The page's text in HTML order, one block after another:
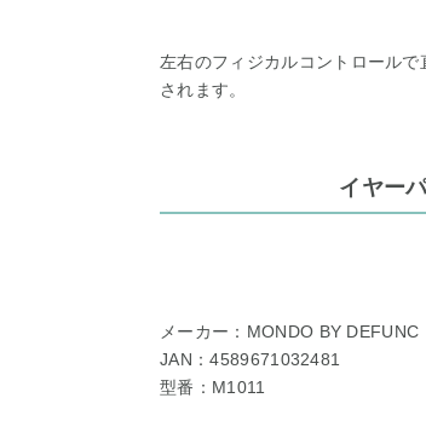
左右のフィジカルコントロール
されます。
イヤー
メーカー：MONDO BY DEFUNC
JAN：4589671032481
型番：M1011